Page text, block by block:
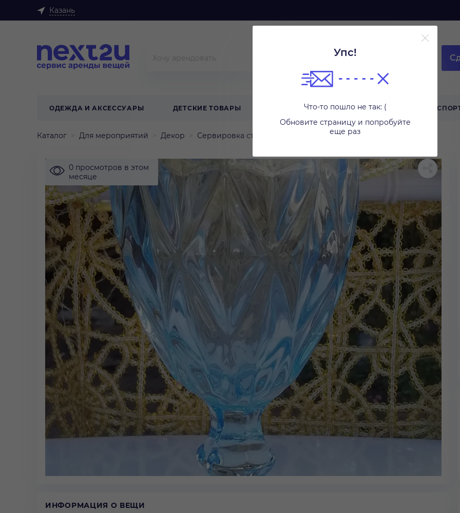
Казань
ОДЕЖДА И АКСЕССУАРЫ ДЕТСКИЕ ТОВАРЫ ТЕХНИКА ДЛЯ ДОМА ТУРИЗМ
Упс!
Что-то пошло не так: (
Обновите страницу и попробуйте
еще раз
Каталог Для мероприятий Декор Сервировка стола Бокалы и стаканы
0 просмотров в этом
месяце
ИНФОРМАЦИЯ О ВЕЩИ